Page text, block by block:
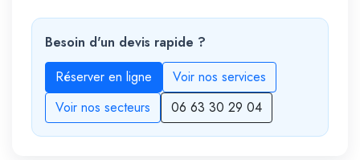
Besoin d'un devis rapide ?
Réserver en ligne
Voir nos services
Voir nos secteurs
06 63 30 29 04